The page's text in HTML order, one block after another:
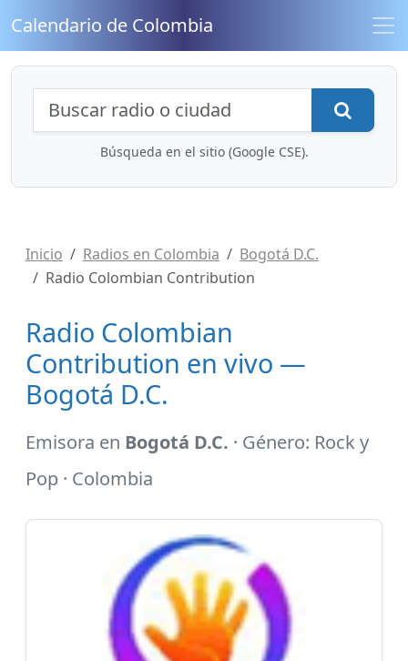
Calendario de Colombia
Búsqueda de radios y contenidos
Búsqueda en el sitio (Google CSE).
Inicio Radios en Colombia
Bogotá D.C.
Radio Colombian Contribution
Radio Colombian
Contribution en vivo —
Bogotá D.C.
Emisora en Bogotá D.C. · Género: Rock y
Pop · Colombia